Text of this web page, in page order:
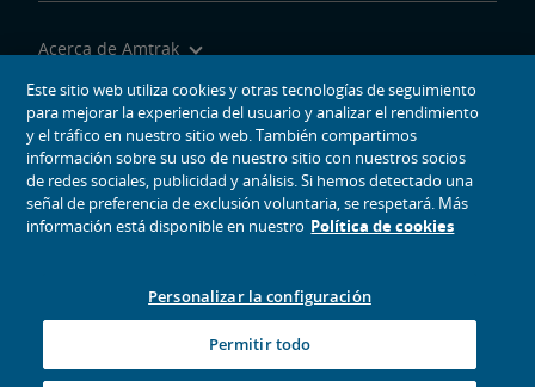
Acerca de Amtrak
Viajar con Nosotros
Herramientas del Sitio
iconos de medios sociales
Este sitio web utiliza cookies y otras tecnologías de seguimiento
para mejorar la experiencia del usuario y analizar el rendimiento
y el tráfico en nuestro sitio web. También compartimos
información sobre su uso de nuestro sitio con nuestros socios
de redes sociales, publicidad y análisis. Si hemos detectado una
señal de preferencia de exclusión voluntaria, se respetará. Más
información está disponible en nuestro Política de cookies
Personalizar la configuración
Permitir todo